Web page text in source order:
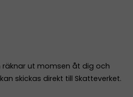
ut momsen åt dig och
skickas direkt till Skatteverket.